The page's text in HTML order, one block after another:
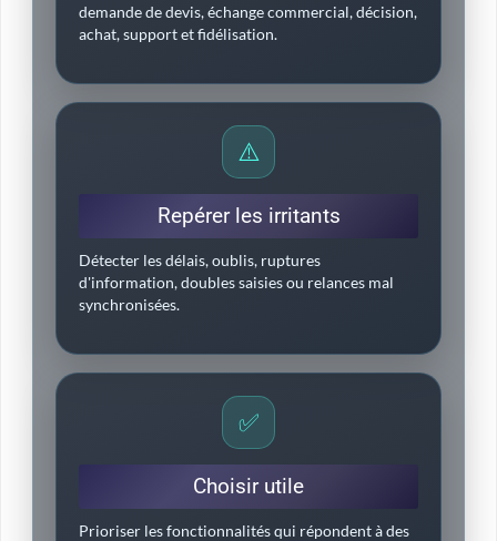
demande de devis, échange commercial, décision,
achat, support et fidélisation.
⚠️
Repérer les irritants
Détecter les délais, oublis, ruptures
d'information, doubles saisies ou relances mal
synchronisées.
✅
Choisir utile
Prioriser les fonctionnalités qui répondent à des